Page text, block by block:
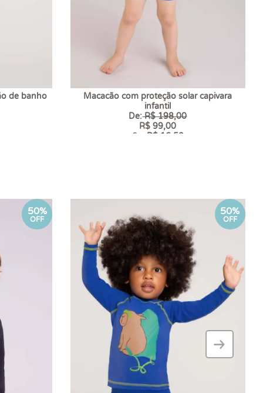
de banho
Macacão com proteção solar capivara
infantil
De:R$ 198,00
R$ 99,00
6 x R$ 16,50
50%
OFF
50%
OFF
–
›